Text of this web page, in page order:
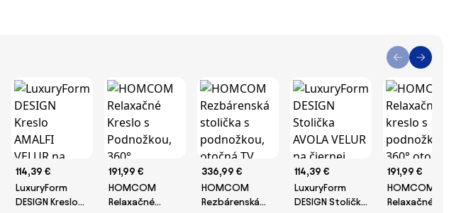
114,39 €
LuxuryForm
DESIGN Kreslo
191,99 €
HOMCOM
Relaxačné
336,99 €
HOMCOM
Rezbárenská
114,39 €
LuxuryForm
DESIGN Stolička
191,99 €
HOMCOM
Relaxačné